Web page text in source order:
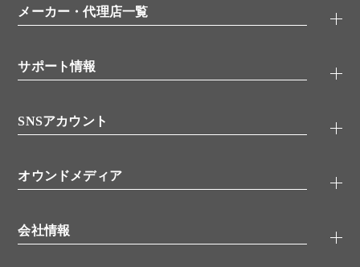
ウェビナー （オンラインセミナー）
学会・展示スケジュール
抗体
シグナル伝達
糖類／レクチン
分子生物
バイオメディカル(環境・食品)
機器・消耗品
メーカー・代理店一覧
代理店
サポート情報
アプリケーションノート
書類ダウンロード
SNSアカウント
YouTube
オウンドメディア
会社情報